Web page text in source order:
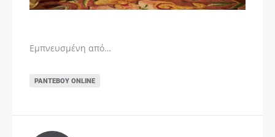
Εμπνευσμένη από…
ΡΑΝΤΕΒΟΎ ONLINE